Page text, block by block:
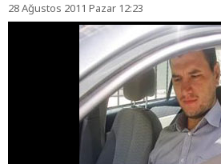
28 Ağustos 2011 Pazar 12:23